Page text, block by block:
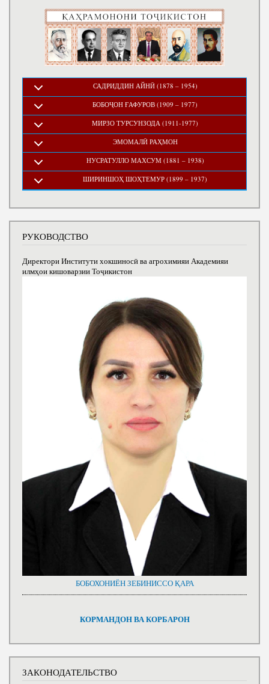
САДРИДДИН АЙНӢ (1878 – 1954)
БОБОҶОН ҒАФУРОВ (1909 – 1977)
МИРЗО ТУРСУНЗОДА (1911-1977)
ЭМОМАЛӢ РАҲМОН
НУСРАТУЛЛО МАХСУМ (1881 – 1938)
ШИРИНШОҲ ШОҲТЕМУР (1899 – 1937)
РУКОВОДСТВО
Директори Институти хокшиносӣ ва агрохимияи Академияи
илмҳои кишоварзии Тоҷикистон
БОБОХОНИЁН ЗЕБИНИССО ҚАРА
КОРМАНДОН ВА КОРБАРОН
ЗАКОНОДАТЕЛЬСТВО